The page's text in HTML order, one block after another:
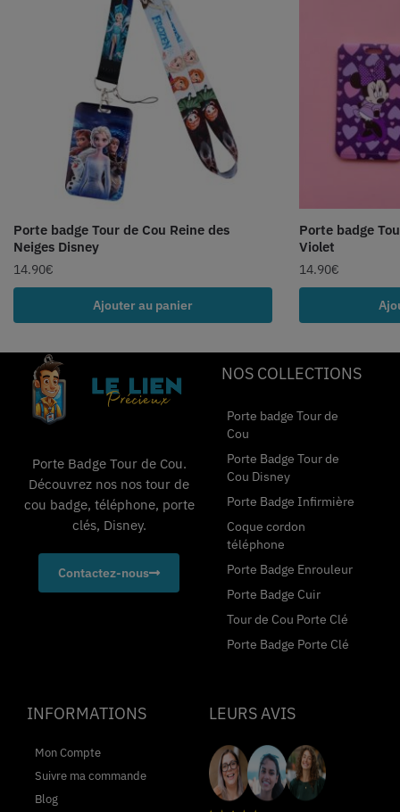
Porte badge Tour de Cou Reine des
Neiges Disney
14.90€
Ajouter au panier
Porte badge
Violet
14.90€
Porte Badge Tour de Cou.
Découvrez nos nos tour de
cou badge, téléphone, porte
clés, Disney.
Contactez-nous
NOS COLLECTIONS
Porte badge Tour de
Cou
Porte Badge Tour de
Cou Disney
Porte Badge Infirmière
Coque cordon
téléphone
Porte Badge Enrouleur
Porte Badge Cuir
Tour de Cou Porte Clé
Porte Badge Porte Clé
INFORMATIONS
Mon Compte
Suivre ma commande
Blog
LEURS AVIS